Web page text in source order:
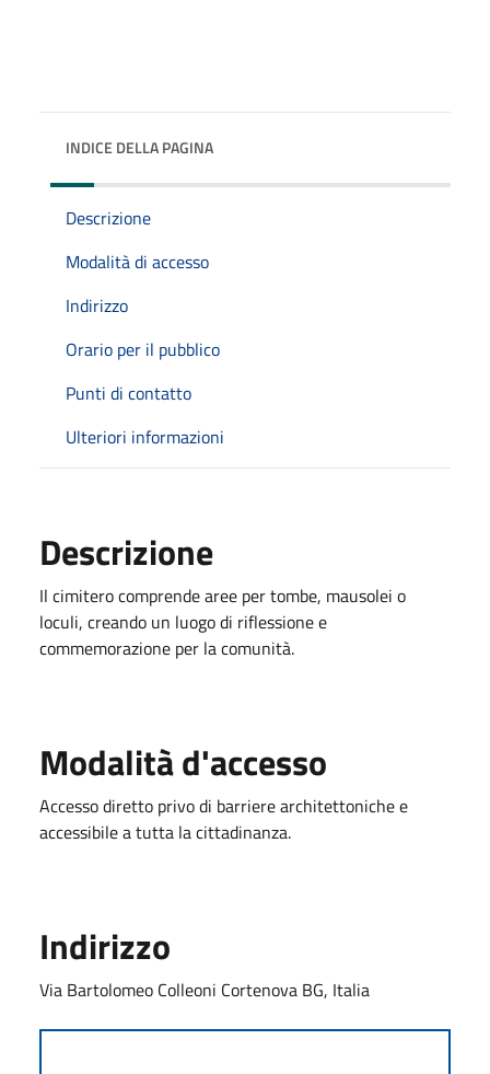
INDICE DELLA PAGINA
Descrizione
Modalità di accesso
Indirizzo
Orario per il pubblico
Punti di contatto
Ulteriori informazioni
Descrizione
Il cimitero comprende aree per tombe, mausolei o
loculi, creando un luogo di riflessione e
commemorazione per la comunità.
Modalità d'accesso
Accesso diretto privo di barriere architettoniche e
accessibile a tutta la cittadinanza.
Indirizzo
Via Bartolomeo Colleoni Cortenova BG, Italia